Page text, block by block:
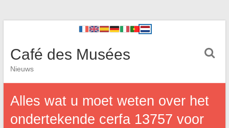
Café des Musées
Nieuws
Alles wat u moet weten over het
ondertekende cerfa 13757 voor